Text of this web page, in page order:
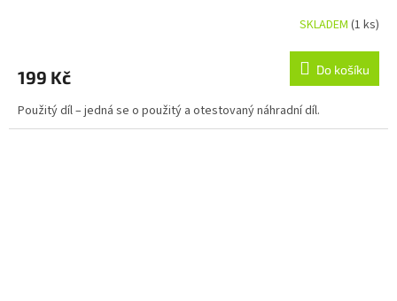
SKLADEM (1 ks)
199 Kč Do košíku
Použitý díl – jedná se o použitý a otestovaný náhradní díl.